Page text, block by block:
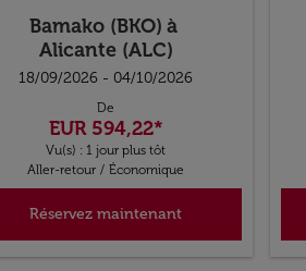
Bamako (BKO) à
Alicante (ALC)
18/09/2026 - 04/10/2026
De
EUR 594,22*
Vu(s) : 1 jour plus tôt
Aller-retour / Économique
Réservez maintenant